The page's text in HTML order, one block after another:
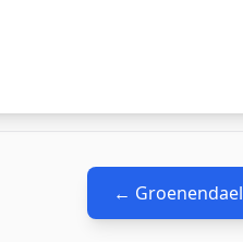
← Groenendael